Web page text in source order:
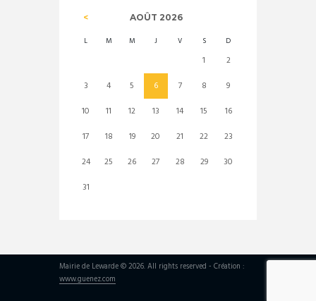
AOÛT 2026
L M M J V S D
1
2
3
4 5 6 7 8
9
10
11 12 13 14 15
16
17
18 19 20 21 22
23
24
25 26 27 28 29
30
31
Mairie de Lewarde © 2026. All rights reserved - Création :
www.guenez.com